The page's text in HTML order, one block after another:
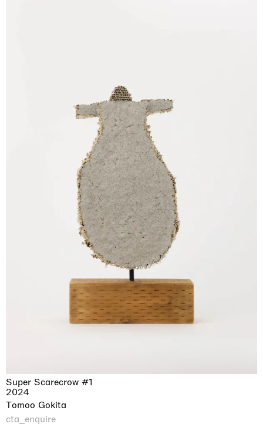
Super Scarecrow #1
2024
Tomoo Gokita
cta_enquire